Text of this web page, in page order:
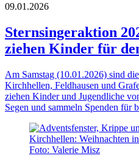
09.01.2026
Sternsingeraktion
ziehen Kinder für
Am Samstag (10.01.2026) sind
Kirchhellen, Feldhausen und
ziehen Kinder und Jugendliche
Segen und sammeln Spenden für
Foto: Valerie Misz